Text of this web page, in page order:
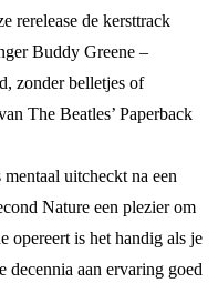
rerelease de kersttrack
Buddy Greene –
zonder belletjes of
The Beatles’ Paperback
uitcheckt na een
Nature een plezier om
opereert is het handig als je
aan ervaring goed